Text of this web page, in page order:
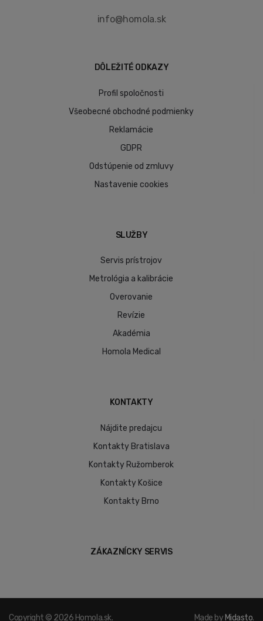
info@homola.sk
DÔLEŽITÉ ODKAZY
Profil spoločnosti
Všeobecné obchodné podmienky
Reklamácie
GDPR
Odstúpenie od zmluvy
Nastavenie cookies
SLUŽBY
Servis prístrojov
Metrológia a kalibrácie
Overovanie
Revízie
Akadémia
Homola Medical
KONTAKTY
Nájdite predajcu
Kontakty Bratislava
Kontakty Ružomberok
Kontakty Košice
Kontakty Brno
ZÁKAZNÍCKY SERVIS
Copyright © 2026 Homola.sk. Made by Midasto.